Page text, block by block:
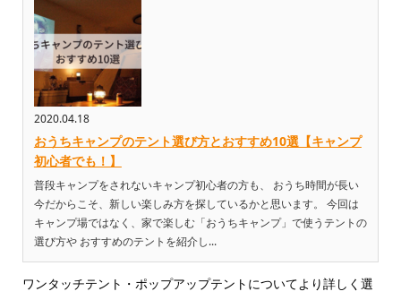
2020.04.18
おうちキャンプのテント選び方とおすすめ10選【キャンプ
初心者でも！】
普段キャンプをされないキャンプ初心者の方も、 おうち時間が長い
今だからこそ、新しい楽しみ方を探しているかと思います。 今回は
キャンプ場ではなく、家で楽しむ「おうちキャンプ」で使うテントの
選び方や おすすめのテントを紹介し...
ワンタッチテント・ポップアップテントについてより詳しく選